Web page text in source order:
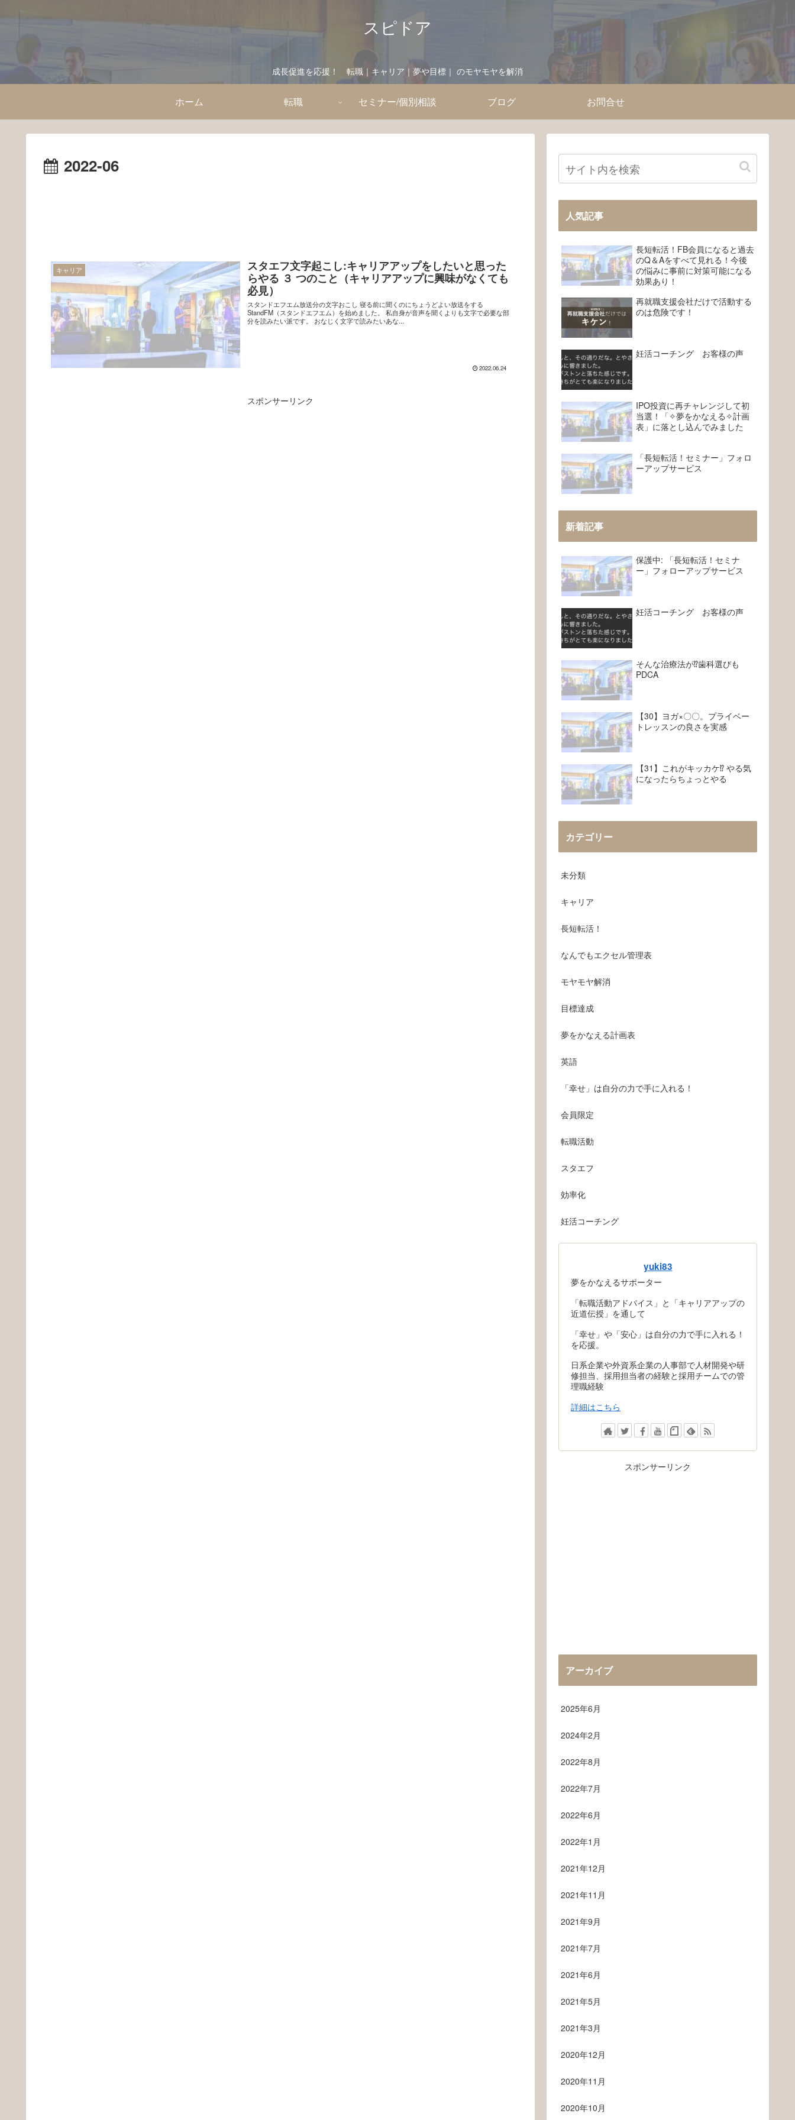
スピドア
成長促進を応援！ 転職｜キャリア｜夢や目標｜ のモヤモヤを解消
ホーム 転職 セミナー/個別相談 ブログ お問合せ
2022-06
キャリア
スタエフ文字起こし:キャリアアップをしたいと思った
らやる ３ つのこと（キャリアアップに興味がなくても
必見）
スタンドエフエム放送分の文字おこし 寝る前に聞くのにちょうどよい放送をする
StandFM（スタンドエフエム）を始めました。 私自身が音声を聞くよりも文字で必要な部
分を読みたい派です。 おなじく文字で読みたいあな...
2022.06.24
スポンサーリンク
人気記事
長短転活！FB会員になると過去
のQ＆Aをすべて見れる！今後
の悩みに事前に対策可能になる
効果あり！
再就職支援会社だけで活動する
のは危険です！
妊活コーチング お客様の声
IPO投資に再チャレンジして初
当選！「✧夢をかなえる✧計画
表」に落とし込んでみました
「長短転活！セミナー」フォロ
ーアップサービス
新着記事
保護中: 「長短転活！セミナ
ー」フォローアップサービス
妊活コーチング お客様の声
そんな治療法が⁉︎歯科選びも
PDCA
【30】ヨガ×〇〇。プライベー
トレッスンの良さを実感
【31】これがキッカケ⁉︎ やる気
になったらちょっとやる
カテゴリー
未分類
キャリア
長短転活！
なんでもエクセル管理表
モヤモヤ解消
目標達成
夢をかなえる計画表
英語
「幸せ」は自分の力で手に入れる！
会員限定
転職活動
スタエフ
効率化
妊活コーチング
yuki83
夢をかなえるサポーター
「転職活動アドバイス」と「キャリアアップの
近道伝授」を通して
「幸せ」や「安心」は自分の力で手に入れる！
を応援。
日系企業や外資系企業の人事部で人材開発や研
修担当、採用担当者の経験と採用チームでの管
理職経験
詳細はこちら
スポンサーリンク
アーカイブ
2025年6月
2024年2月
2022年8月
2022年7月
2022年6月
2022年1月
2021年12月
2021年11月
2021年9月
2021年7月
2021年6月
2021年5月
2021年3月
2020年12月
2020年11月
2020年10月